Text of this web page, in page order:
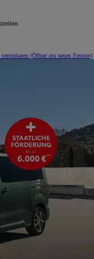
(Öffnet ein neues Fenster)